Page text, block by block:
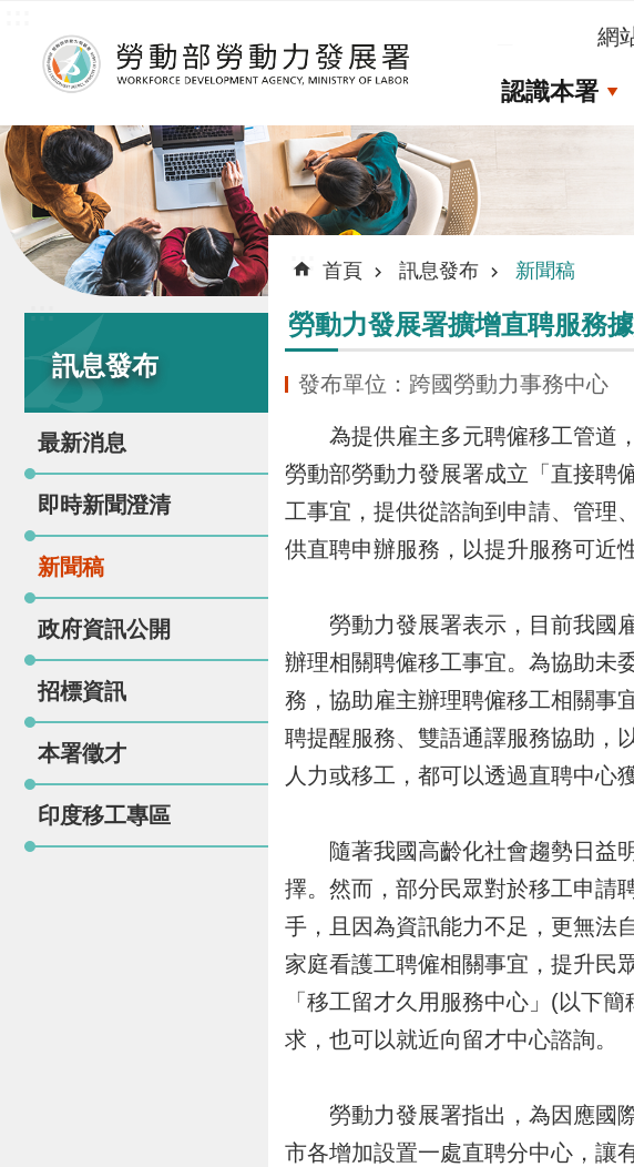
網
認識本署
:::
訊息發布
最新消息
即時新聞澄清
新聞稿
政府資訊公開
招標資訊
本署徵才
印度移工專區
::: 首頁 訊息發布 新聞稿
勞動力發展署擴增直聘服務
發布單位：跨國勞動力事務中心
為提供雇主多元聘僱移工管道，
勞動部勞動力發展署成立「直接聘
工事宜，提供從諮詢到申請、管理
供直聘申辦服務，以提升服務可近性
勞動力發展署表示，目前我國雇
辦理相關聘僱移工事宜。為協助未
務，協助雇主辦理聘僱移工相關事
聘提醒服務、雙語通譯服務協助，
人力或移工，都可以透過直聘中心
隨著我國高齡化社會趨勢日益明
擇。然而，部分民眾對於移工申請
手，且因為資訊能力不足，更無法
家庭看護工聘僱相關事宜，提升民
「移工留才久用服務中心」(以下
求，也可以就近向留才中心諮詢。
勞動力發展署指出，為因應國際
市各增加設置一處直聘分中心，讓